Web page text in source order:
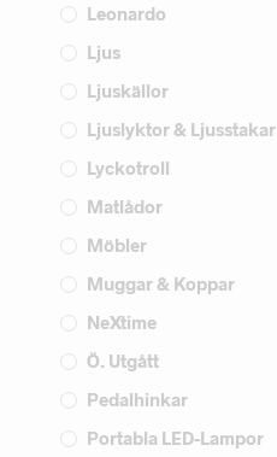
Leonardo
Ljus
Ljuskällor
Ljuslyktor & Ljusstakar
Lyckotroll
Matlådor
Möbler
Muggar & Koppar
NeXtime
Ö. Utgått
Pedalhinkar
Portabla LED-Lampor